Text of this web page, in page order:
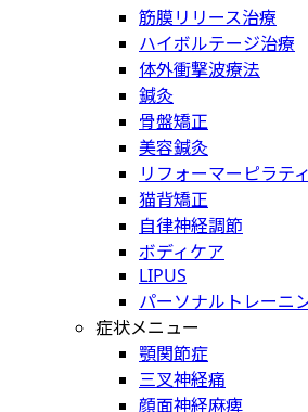
筋膜リリース治療
ハイボルテージ治療
体外衝撃波療法
鍼灸
骨盤矯正
美容鍼灸
リフォーマーピラテ
猫背矯正
自律神経調節
ボディケア
LIPUS
パーソナルトレーニ
症状メニュー
顎関節症
三叉神経痛
顔面神経麻痺